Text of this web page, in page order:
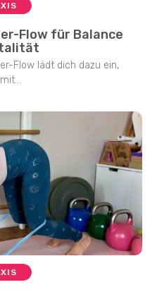
Flow für Balance
Flow lädt dich dazu ein,